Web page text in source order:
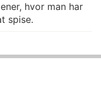
hvor man har
spise.